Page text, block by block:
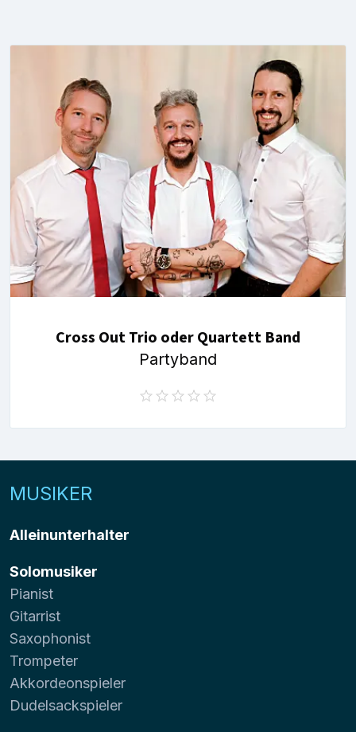
Cross Out Trio oder Quartett Band
Partyband
MUSIKER
Alleinunterhalter
Solomusiker
Pianist
Gitarrist
Saxophonist
Trompeter
Akkordeonspieler
Dudelsackspieler